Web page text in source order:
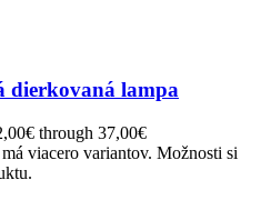
dierkovaná lampa
through 37,00€
viacero variantov. Možnosti si